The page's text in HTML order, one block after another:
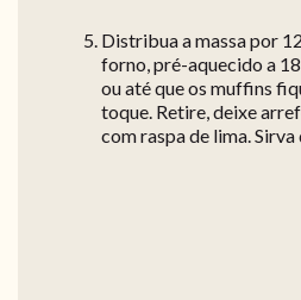
Distribua a massa por
forno, pré-aquecido a
ou até que os muffins
toque. Retire, deixe
com raspa de lima. Sirva